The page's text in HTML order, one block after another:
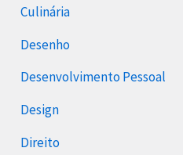
Culinária
Desenho
Desenvolvimento Pessoal
Design
Direito